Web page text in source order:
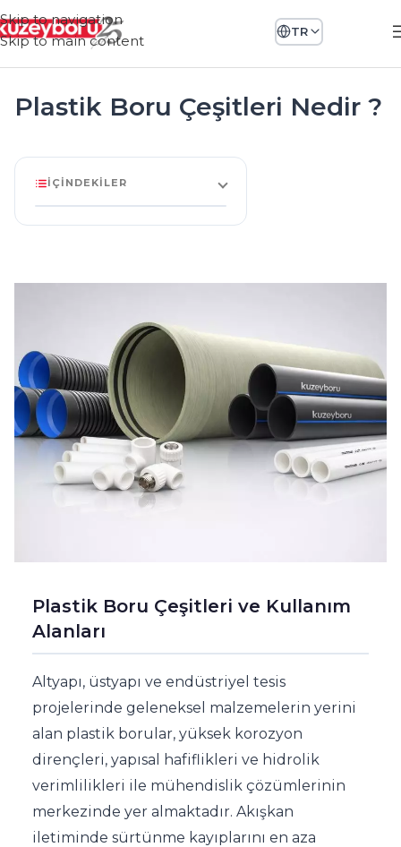
Skip to navigation
Skip to main content
TR
Plastik Boru Çeşitleri Nedir ?
Plastik Boru Çeşitleri ve Kullanım
Alanları
Altyapı, üstyapı ve endüstriyel tesis
projelerinde geleneksel malzemelerin yerini
alan plastik borular, yüksek korozyon
dirençleri, yapısal hafiflikleri ve hidrolik
verimlilikleri ile mühendislik çözümlerinin
merkezinde yer almaktadır. Akışkan
iletiminde sürtünme kayıplarını en aza
İÇINDEKILER